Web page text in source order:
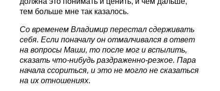
тем больше мне так казалось.
Со временем Владимир перестал сдерживать
себя. Если поначалу он отмалчивался в ответ
на вопросы Маши, то после мог и вспылить,
сказать что-нибудь раздраженно-резкое. Пара
начала ссориться, и это не могло не сказаться
на их отношениях.